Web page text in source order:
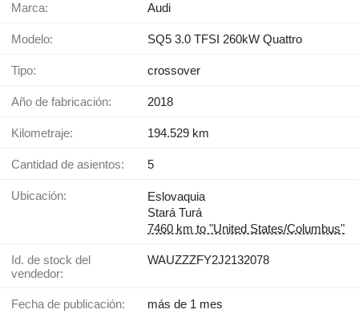
Marca: Audi
Modelo: SQ5 3.0 TFSI 260kW Quattro
Tipo: crossover
Año de fabricación: 2018
Kilometraje: 194.529 km
Cantidad de asientos: 5
Ubicación:
Eslovaquia
Stará Turá
7460 km to "United States/Columbus"
Id. de stock del
vendedor:
WAUZZZFY2J2132078
Fecha de publicación: más de 1 mes